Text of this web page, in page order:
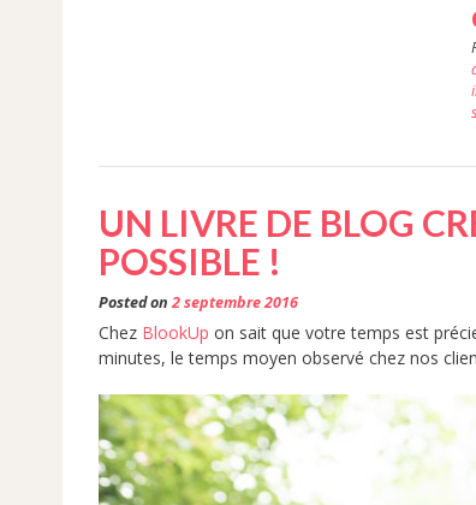
UN LIVRE DE BLOG
POSSIBLE !
Posted on2 septembre 2016
Chez BlookUp on sait que votre temps est
minutes, le temps moyen observé chez nos